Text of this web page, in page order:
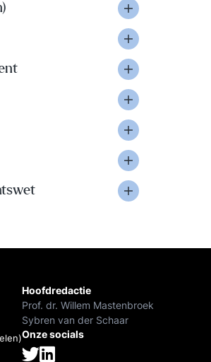
Hoofdredactie
Prof. dr. Willem Mastenbroek
Sybren van der Schaar
Onze socials